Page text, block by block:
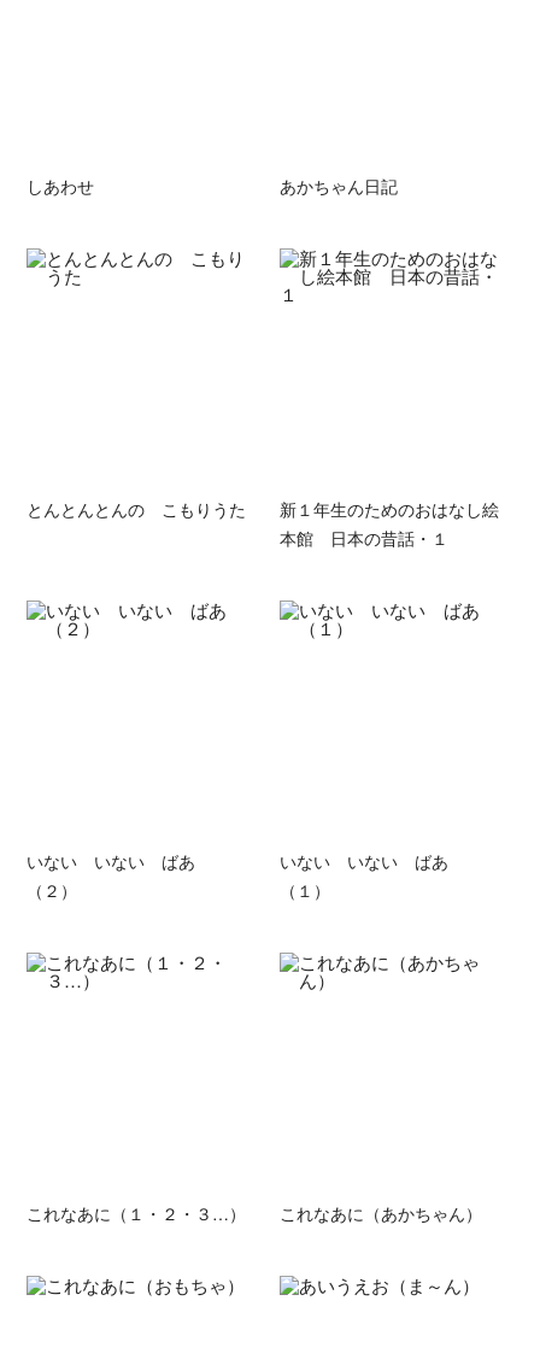
しあわせ あかちゃん日記
とんとんとんの こもりうた
新１年生のためのおはなし絵
本館 日本の昔話・１
いない いない ばあ
（２）
いない いない ばあ
（１）
これなあに（１・２・３…） これなあに（あかちゃん）